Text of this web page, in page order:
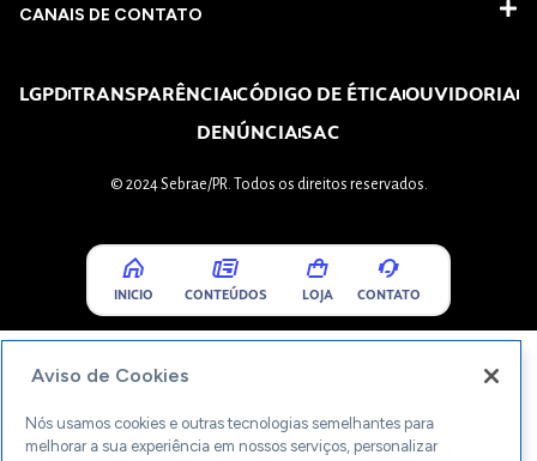
CANAIS DE CONTATO
LGPDTRANSPARÊNCIACÓDIGO DE ÉTICAOUVIDORIA
DENÚNCIASAC
© 2024 Sebrae/PR. Todos os direitos reservados.
INICIO CONTEÚDOS LOJA CONTATO
Aviso de Cookies
Nós usamos cookies e outras tecnologias semelhantes para
melhorar a sua experiência em nossos serviços, personalizar